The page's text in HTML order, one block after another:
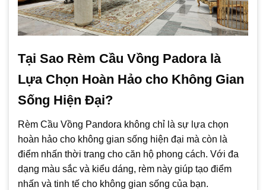
Tại Sao Rèm Cầu Vồng Padora là
Lựa Chọn Hoàn Hảo cho Không Gian
Sống Hiện Đại?
Rèm Cầu Vồng Pandora không chỉ là sự lựa chọn
hoàn hảo cho không gian sống hiện đại mà còn là
điểm nhấn thời trang cho căn hộ phong cách. Với đa
dạng màu sắc và kiểu dáng, rèm này giúp tạo điểm
nhấn và tinh tế cho không gian sống của bạn.